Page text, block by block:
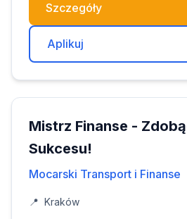
Szczegóły
Aplikuj
Mistrz Finanse -
Sukcesu!
Mocarski Transport i Finanse
📍 Kraków